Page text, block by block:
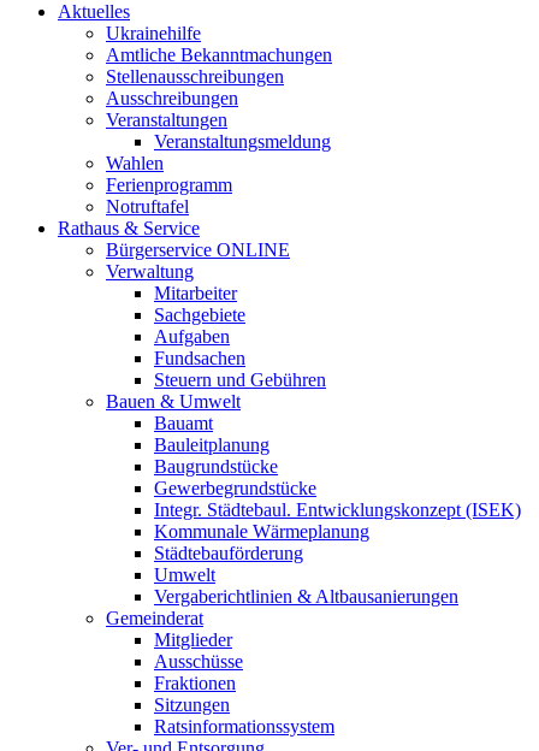
Aktuelles
Ukrainehilfe
Amtliche Bekanntmachungen
Stellenausschreibungen
Ausschreibungen
Veranstaltungen
Veranstaltungsmeldung
Wahlen
Ferienprogramm
Notruftafel
Rathaus & Service
Bürgerservice ONLINE
Verwaltung
Mitarbeiter
Sachgebiete
Aufgaben
Fundsachen
Steuern und Gebühren
Bauen & Umwelt
Bauamt
Bauleitplanung
Baugrundstücke
Gewerbegrundstücke
Integr. Städtebaul. Entwicklungskonzept (ISEK)
Kommunale Wärmeplanung
Städtebauförderung
Umwelt
Vergaberichtlinien & Altbausanierungen
Gemeinderat
Mitglieder
Ausschüsse
Fraktionen
Sitzungen
Ratsinformationssystem